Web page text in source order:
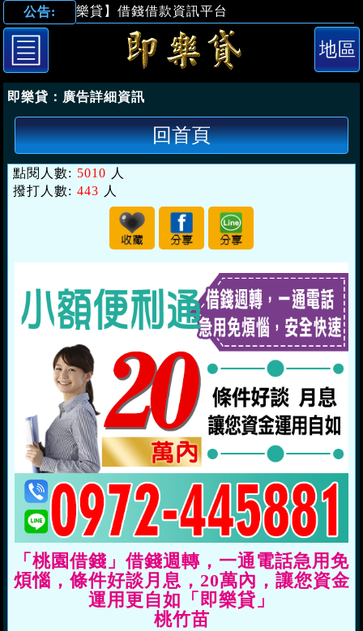
公告:
【即樂貸】借錢借款資訊平台
即樂貸： 廣告詳細資訊
回首頁
點閱人數: 5010 人
撥打人數: 443 人
「桃園借錢」借錢週轉，一通電話急用免
煩惱，條件好談月息，20萬內，讓您資金
運用更自如「即樂貸」
桃竹苗